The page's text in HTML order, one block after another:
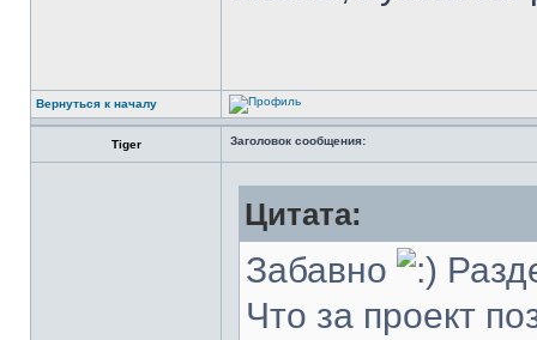
Вернуться к началу
Tiger Заголовок сообщения:
Цитата:
Забавно
Что за проект